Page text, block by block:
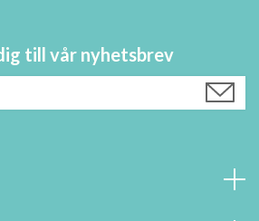
till vår nyhetsbrev